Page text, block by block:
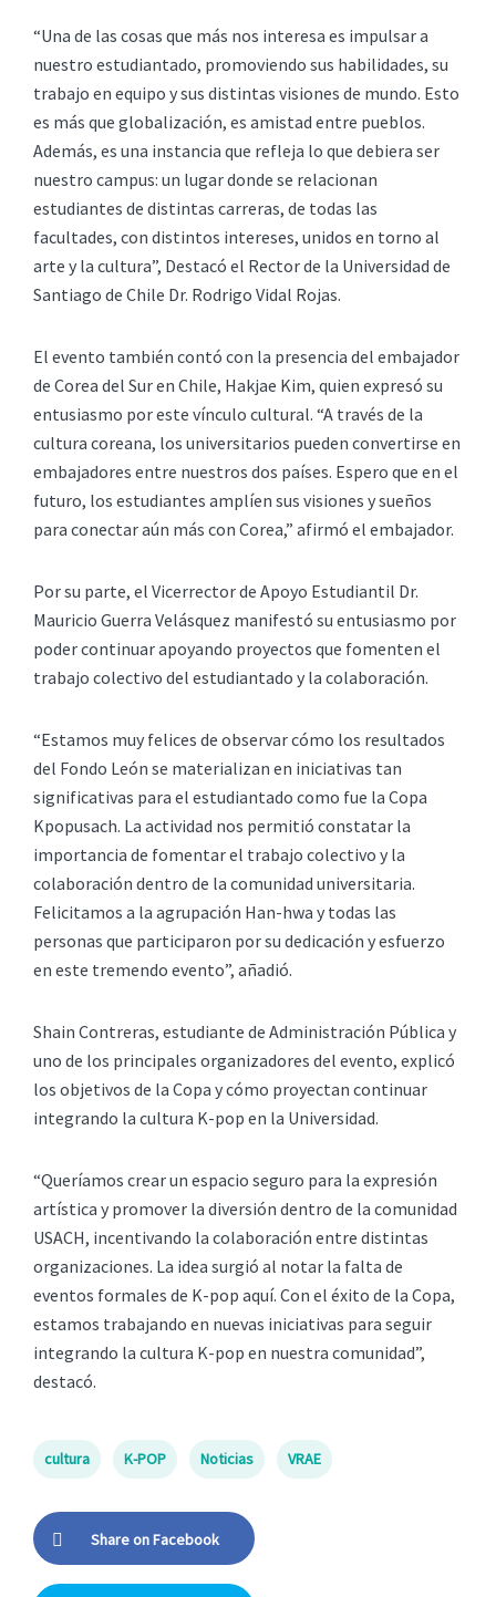
“Una de las cosas que más nos interesa es impulsar a
nuestro estudiantado, promoviendo sus habilidades, su
trabajo en equipo y sus distintas visiones de mundo. Esto
es más que globalización, es amistad entre pueblos.
Además, es una instancia que refleja lo que debiera ser
nuestro campus: un lugar donde se relacionan
estudiantes de distintas carreras, de todas las
facultades, con distintos intereses, unidos en torno al
arte y la cultura”, Destacó el Rector de la Universidad de
Santiago de Chile Dr. Rodrigo Vidal Rojas.
El evento también contó con la presencia del embajador
de Corea del Sur en Chile, Hakjae Kim, quien expresó su
entusiasmo por este vínculo cultural. “A través de la
cultura coreana, los universitarios pueden convertirse en
embajadores entre nuestros dos países. Espero que en el
futuro, los estudiantes amplíen sus visiones y sueños
para conectar aún más con Corea,” afirmó el embajador.
Por su parte, el Vicerrector de Apoyo Estudiantil Dr.
Mauricio Guerra Velásquez manifestó su entusiasmo por
poder continuar apoyando proyectos que fomenten el
trabajo colectivo del estudiantado y la colaboración.
“Estamos muy felices de observar cómo los resultados
del Fondo León se materializan en iniciativas tan
significativas para el estudiantado como fue la Copa
Kpopusach. La actividad nos permitió constatar la
importancia de fomentar el trabajo colectivo y la
colaboración dentro de la comunidad universitaria.
Felicitamos a la agrupación Han-hwa y todas las
personas que participaron por su dedicación y esfuerzo
en este tremendo evento”, añadió.
Shain Contreras, estudiante de Administración Pública y
uno de los principales organizadores del evento, explicó
los objetivos de la Copa y cómo proyectan continuar
integrando la cultura K-pop en la Universidad.
“Queríamos crear un espacio seguro para la expresión
artística y promover la diversión dentro de la comunidad
USACH, incentivando la colaboración entre distintas
organizaciones. La idea surgió al notar la falta de
eventos formales de K-pop aquí. Con el éxito de la Copa,
estamos trabajando en nuevas iniciativas para seguir
integrando la cultura K-pop en nuestra comunidad”,
destacó.
cultura K-POP Noticias VRAE
Share on Facebook